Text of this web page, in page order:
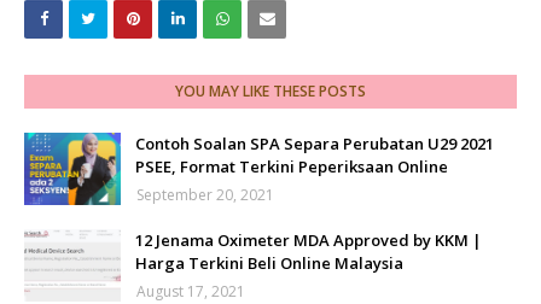
YOU MAY LIKE THESE POSTS
Contoh Soalan SPA Separa Perubatan U29 2021
PSEE, Format Terkini Peperiksaan Online
September 20, 2021
12 Jenama Oximeter MDA Approved by KKM |
Harga Terkini Beli Online Malaysia
August 17, 2021